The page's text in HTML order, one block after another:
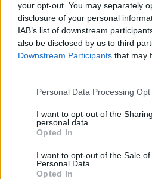
your opt-out. You may separately
disclosure of your personal
IAB’s list of downstream
also be disclosed by us to third
Downstream Participants that may
Please note that this website/app
not limited to your visit or usage
grant or deny consent to Google
use your data for below specified
consent section.
Personal Data Processing
I want to opt-out of the
personal data.
Opted In
I want to opt-out of the Sale of
Personal Data.
Opted In
Condividi l'articolo
F
a
ce
b
o
o
k
T
w
it
te
r
Pi
n
te
re
st
W
h
at
s
A
p
S
h
a
Articolo
Prossimo
NOTIZIE RECENTI